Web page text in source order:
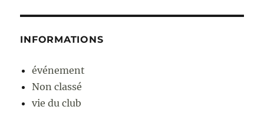
INFORMATIONS
événement
Non classé
vie du club